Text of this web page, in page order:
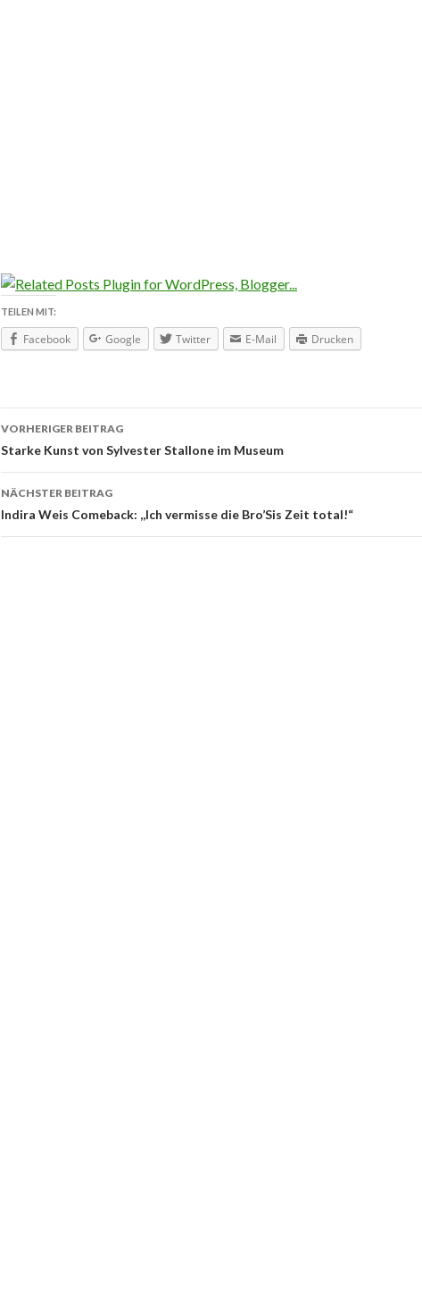
TEILEN MIT:
Facebook Google Twitter E-Mail Drucken
Beitragsnavigation
VORHERIGER BEITRAG
Starke Kunst von Sylvester Stallone im Museum
NÄCHSTER BEITRAG
Indira Weis Comeback: ,,Ich vermisse die Bro’Sis Zeit total!“